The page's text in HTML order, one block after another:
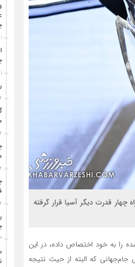
چهار قدرت دیگر آسیا قرار گرفته
را به خود اختصاص داده، در این
جام‌جهانی که البته از حیث نتیجه
1 هفته قبل
1 هفته قبل
2 هفته قبل
2 هفته قبل
2 هفته قبل
2 هفته قبل
3